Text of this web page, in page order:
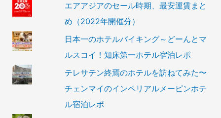
エアアジアのセール時期、最安運賃まと
め（2022年開催分）
日本一のホテルバイキング～どーんとマ
ルスコイ！知床第一ホテル宿泊レポ
テレサテン終焉のホテルを訪ねてみた〜
チェンマイのインペリアルメーピンホテ
ル宿泊レポ